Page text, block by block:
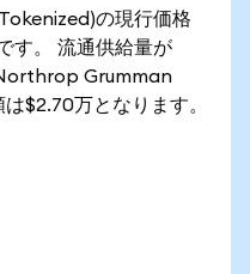
の現行価格
す。 流通供給量が
Grumman
$2.70万となります。